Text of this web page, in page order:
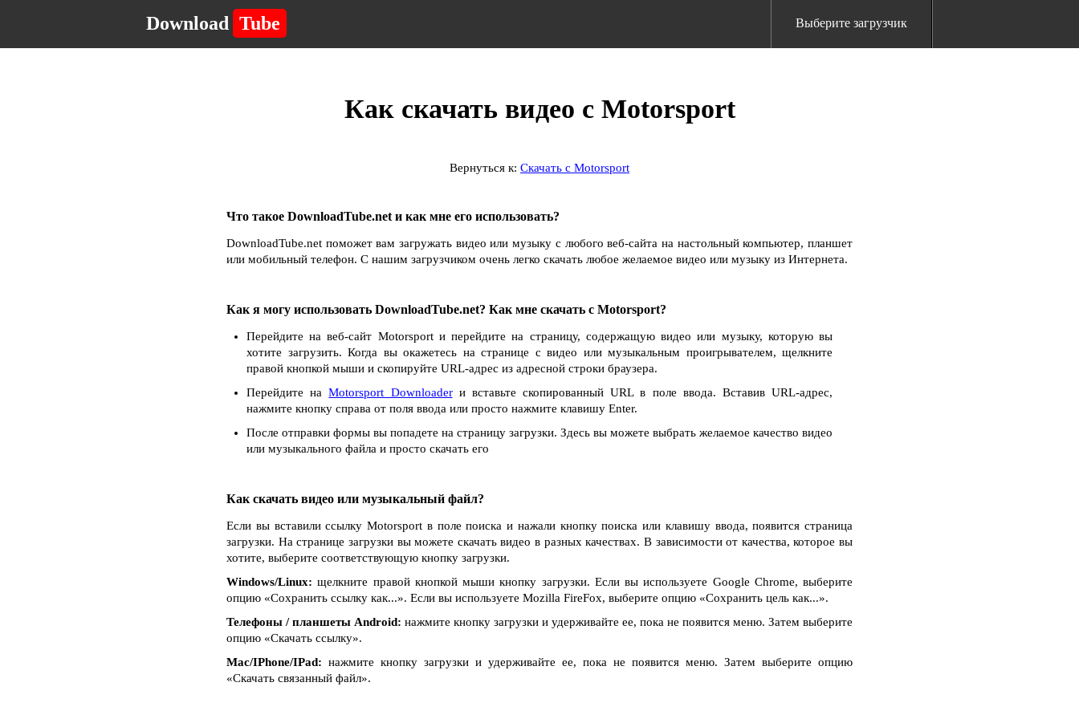
Download Tube Выберите загрузчик
Как скачать видео с Motorsport
Вернуться к: Скачать с Motorsport
Что такое DownloadTube.net и как мне его использовать?
DownloadTube.net поможет вам загружать видео или музыку с любого веб-сайта на настольный компьютер, планшет
или мобильный телефон. С нашим загрузчиком очень легко скачать любое желаемое видео или музыку из Интернета.
Как я могу использовать DownloadTube.net? Как мне скачать с Motorsport?
Перейдите на веб-сайт Motorsport и перейдите на страницу, содержащую видео или музыку, которую вы
хотите загрузить. Когда вы окажетесь на странице с видео или музыкальным проигрывателем, щелкните
правой кнопкой мыши и скопируйте URL-адрес из адресной строки браузера.
Перейдите наMotorsport Downloaderи вставьте скопированный URL в поле ввода. Вставив URL-адрес,
нажмите кнопку справа от поля ввода или просто нажмите клавишу Enter.
После отправки формы вы попадете на страницу загрузки. Здесь вы можете выбрать желаемое качество видео
или музыкального файла и просто скачать его
Как скачать видео или музыкальный файл?
Если вы вставили ссылку Motorsport в поле поиска и нажали кнопку поиска или клавишу ввода, появится страница
загрузки. На странице загрузки вы можете скачать видео в разных качествах. В зависимости от качества, которое вы
хотите, выберите соответствующую кнопку загрузки.
Windows/Linux: щелкните правой кнопкой мыши кнопку загрузки. Если вы используете Google Chrome, выберите
опцию «Сохранить ссылку как...». Если вы используете Mozilla FireFox, выберите опцию «Сохранить цель как...».
Телефоны / планшеты Android: нажмите кнопку загрузки и удерживайте ее, пока не появится меню. Затем выберите
опцию «Скачать ссылку».
Mac/IPhone/IPad: нажмите кнопку загрузки и удерживайте ее, пока не появится меню. Затем выберите опцию
«Скачать связанный файл».